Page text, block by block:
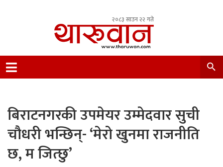
२०८३ साउन २२ गते
Nepal.
बिराटनगरकी उपमेयर उम्मेदवार सुची
चौधरी भन्छिन्- ‘मेरो खुनमा राजनीति
छ, म जित्छु’